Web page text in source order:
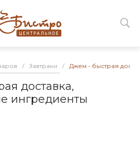
/ Завтраки / Джем - быстрая
доставка,
ингредиенты